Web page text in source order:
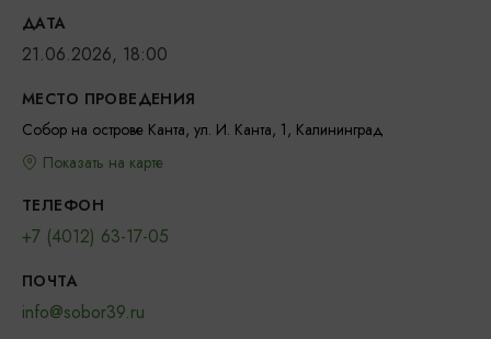
ДАТА
21.06.2026, 18:00
МЕСТО ПРОВЕДЕНИЯ
Собор на острове Канта, ул. И. Канта, 1, Калининград
Показать на карте
ТЕЛЕФОН
+7 (4012) 63-17-05
ПОЧТА
info@sobor39.ru